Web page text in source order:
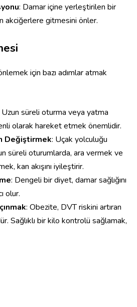
: Damar içine yerleştirilen bir
akciğerlere gitmesini önler.
için bazı adımlar atmak
Uzun süreli oturma veya yatma
olarak hareket etmek önemlidir.
Değiştirmek: Uçak yolculuğu
süreli oturumlarda, ara vermek ve
kan akışını iyileştirir.
: Dengeli bir diyet, damar sağlığını
olur.
: Obezite, DVT riskini artıran
Sağlıklı bir kilo kontrolü sağlamak,